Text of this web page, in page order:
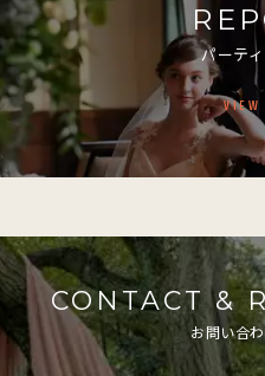
パーテ
VIEW
CONTACT &
お問い合